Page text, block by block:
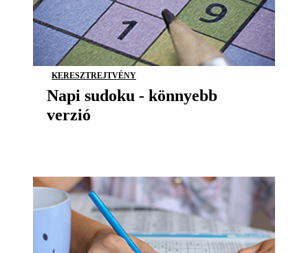
KERESZTREJTVÉNY
Napi sudoku - könnyebb
verzió